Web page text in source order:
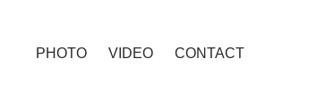
PHOTO VIDEO CONTACT